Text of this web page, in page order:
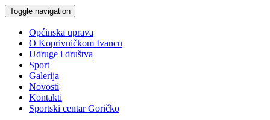
Toggle navigation
Općinska uprava
O Koprivničkom Ivancu
Udruge i društva
Sport
Galerija
Novosti
Kontakti
Sportski centar Goričko